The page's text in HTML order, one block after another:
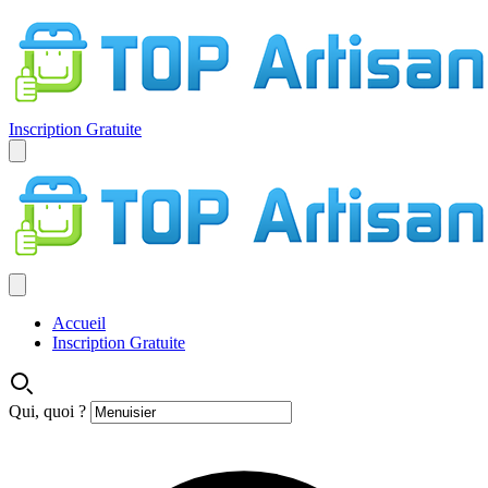
Inscription Gratuite
Accueil
Inscription Gratuite
Qui, quoi ?